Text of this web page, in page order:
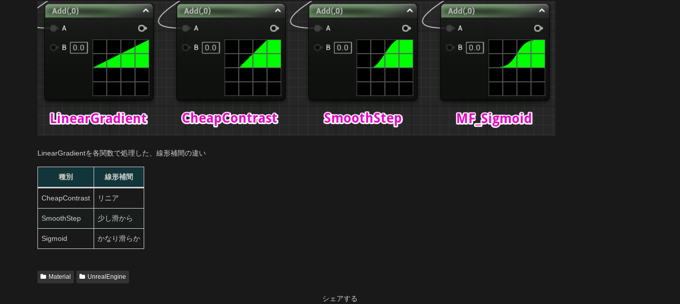
LinearGradientを各関数で処理した、線形補間の違い
種別 線形補間
CheapContrast リニア
SmoothStep 少し滑から
Sigmoid かなり滑らか
Material UnrealEngine
シェアする